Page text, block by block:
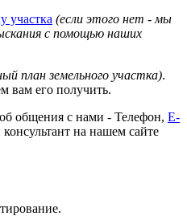
участка (если этого нет - мы
с помощью наших
план земельного участка).
вам его получить.
общения с нами - Телефон, E-
на нашем сайте